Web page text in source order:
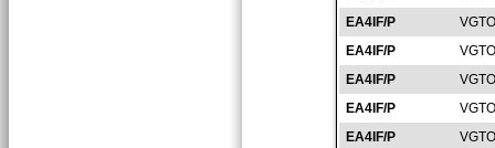
EA4IF/P
EA4IF/P
EA4IF/P
EA4IF/P
EA4IF/P